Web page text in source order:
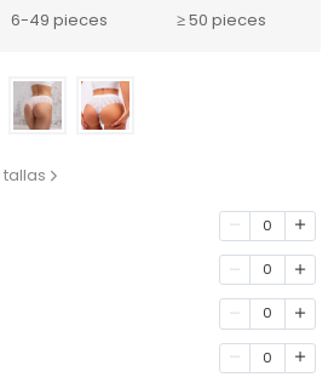
6-49 pieces ≥ 50 pieces
0
0
0
0